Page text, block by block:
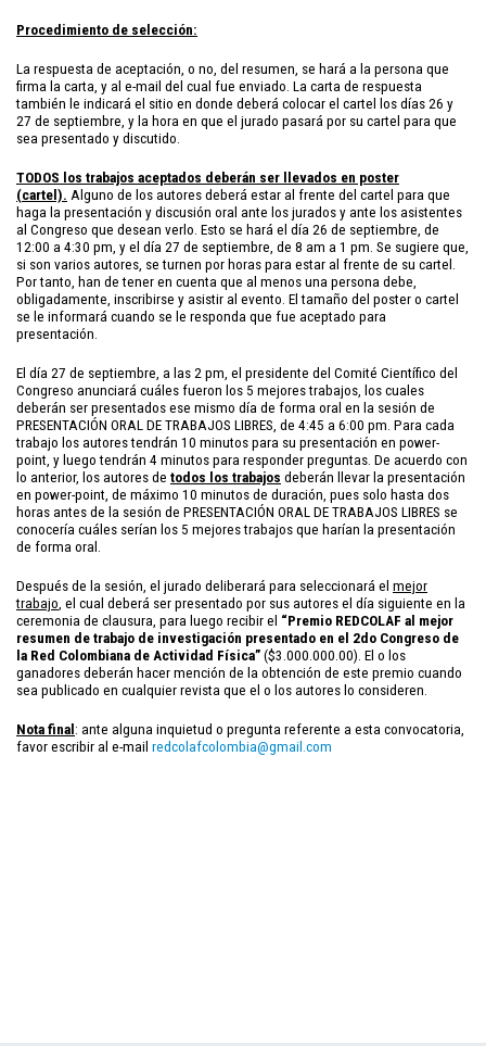
Procedimiento de selección:
La respuesta de aceptación, o no, del resumen, se hará a la persona que
firma la carta, y al e-mail del cual fue enviado. La carta de respuesta
también le indicará el sitio en donde deberá colocar el cartel los días 26 y
27 de septiembre, y la hora en que el jurado pasará por su cartel para que
sea presentado y discutido.
TODOS los trabajos aceptados deberán ser llevados en poster
(cartel). Alguno de los autores deberá estar al frente del cartel para que
haga la presentación y discusión oral ante los jurados y ante los asistentes
al Congreso que desean verlo. Esto se hará el día 26 de septiembre, de
12:00 a 4:30 pm, y el día 27 de septiembre, de 8 am a 1 pm. Se sugiere que,
si son varios autores, se turnen por horas para estar al frente de su cartel.
Por tanto, han de tener en cuenta que al menos una persona debe,
obligadamente, inscribirse y asistir al evento. El tamaño del poster o cartel
se le informará cuando se le responda que fue aceptado para
presentación.
El día 27 de septiembre, a las 2 pm, el presidente del Comité Científico del
Congreso anunciará cuáles fueron los 5 mejores trabajos, los cuales
deberán ser presentados ese mismo día de forma oral en la sesión de
PRESENTACIÓN ORAL DE TRABAJOS LIBRES, de 4:45 a 6:00 pm. Para cada
trabajo los autores tendrán 10 minutos para su presentación en power-
point, y luego tendrán 4 minutos para responder preguntas. De acuerdo con
lo anterior, los autores de todos los trabajos deberán llevar la presentación
en power-point, de máximo 10 minutos de duración, pues solo hasta dos
horas antes de la sesión de PRESENTACIÓN ORAL DE TRABAJOS LIBRES se
conocería cuáles serían los 5 mejores trabajos que harían la presentación
de forma oral.
Después de la sesión, el jurado deliberará para seleccionará el mejor
trabajo , el cual deberá ser presentado por sus autores el día siguiente en la
ceremonia de clausura, para luego recibir el “Premio REDCOLAF al mejor
resumen de trabajo de investigación presentado en el 2do Congreso de
la Red Colombiana de Actividad Física” ($3.000.000.00). El o los
ganadores deberán hacer mención de la obtención de este premio cuando
sea publicado en cualquier revista que el o los autores lo consideren.
Nota final: ante alguna inquietud o pregunta referente a esta convocatoria,
favor escribir al e-mail redcolafcolombia@gmail.com